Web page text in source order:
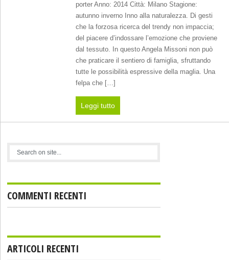
porter Anno: 2014 Città: Milano Stagione:
autunno inverno Inno alla naturalezza. Di gesti
che la forzosa ricerca del trendy non impaccia;
del piacere d’indossare l’emozione che proviene
dal tessuto. In questo Angela Missoni non può
che praticare il sentiero di famiglia, sfruttando
tutte le possibilità espressive della maglia. Una
felpa che […]
Leggi tutto
COMMENTI RECENTI
ARTICOLI RECENTI